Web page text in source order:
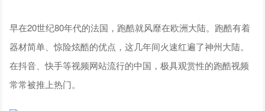
早在20世纪80年代的法国，跑酷就风靡在欧洲大陆。跑酷有着
器材简单、惊险炫酷的优点，这几年间火速红遍了神州大陆。
在抖音、快手等视频网站流行的中国，极具观赏性的跑酷视频
常常被推上热门。